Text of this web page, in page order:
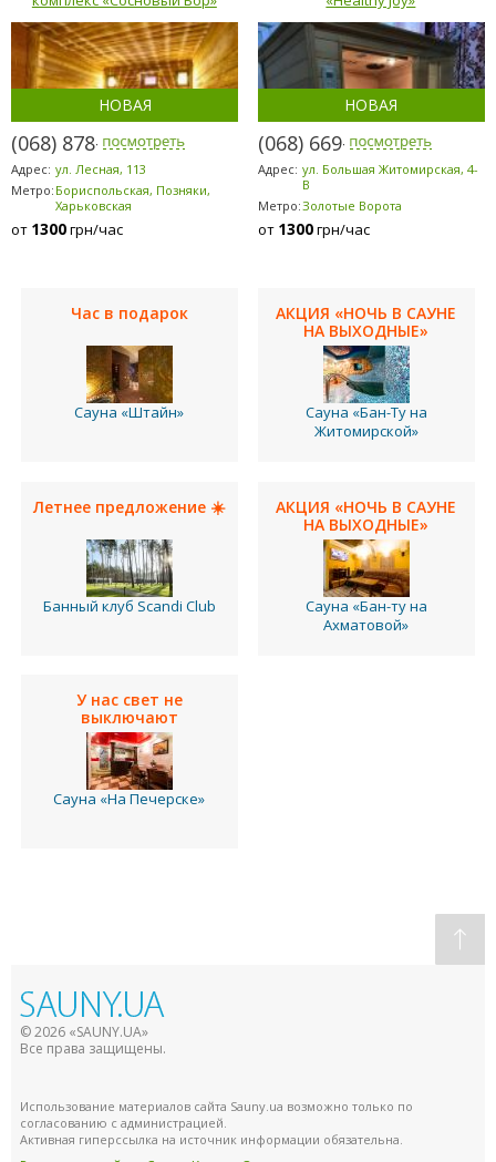
НОВАЯ
(068) 878-5953
Адрес: ул. Лесная, 113
Метро: Бориспольская, Позняки,
Харьковская
от 1300грн/час
НОВАЯ
(068) 669-7071
Адрес: ул. Большая Житомирская, 4-
В
Метро:Золотые Ворота
от 1300грн/час
Час в подарок
Сауна «Штайн»
АКЦИЯ «НОЧЬ В САУНЕ
НА ВЫХОДНЫЕ»
Сауна «Бан-Ту на
Житомирской»
Летнее предложение ☀️
Банный клуб Scandi Club
АКЦИЯ «НОЧЬ В САУНЕ
НА ВЫХОДНЫЕ»
Сауна «Бан-ту на
Ахматовой»
У нас свет не
выключают
Сауна «На Печерске»
© 2026 «SAUNY.UA»
Все права защищены.
Использование материалов сайта Sauny.ua возможно только по
согласованию с администрацией.
Активная гиперссылка на источник информации обязательна.